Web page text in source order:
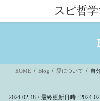
ス
ン
スピ哲
HOME Blog 愛について 自
2024-02-18 / 最終更新日時 : 2024-